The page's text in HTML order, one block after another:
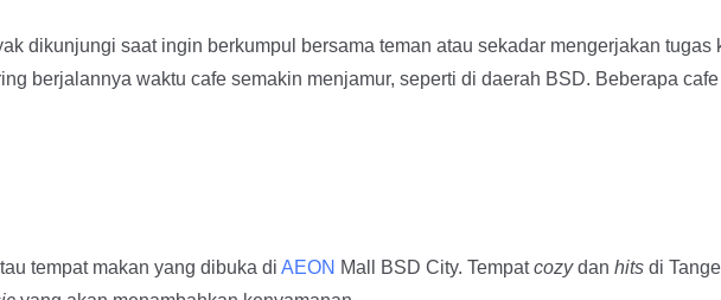
dikunjungi saat ingin berkumpul bersama teman atau sekadar mengerjakan tugas
berjalannya waktu cafe semakin menjamur, seperti di daerah BSD. Beberapa
tempat makan yang dibuka di AEON Mall BSD City. Tempatcozydan hits di